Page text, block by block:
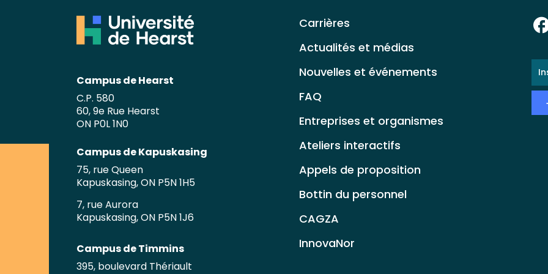
Campus de Hearst
C.P. 580
60, 9e Rue Hearst
ON P0L 1N0
Campus de Kapuskasing
75, rue Queen
Kapuskasing, ON P5N 1H5
7, rue Aurora
Kapuskasing, ON P5N 1J6
Campus de Timmins
395, boulevard Thériault
Carrières
Actualités et médias
Nouvelles et événements
FAQ
Entreprises et organismes
Ateliers interactifs
Appels de proposition
Bottin du personnel
CAGZA
InnovaNor
E-
*